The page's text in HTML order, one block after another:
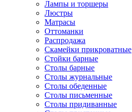
Лампы и торшеры
Люстры
Матрасы
Оттоманки
Распродажа
Скамейки прикроватные
Стойки барные
Столы барные
Столы журнальные
Столы обеденные
Столы письменные
Столы придиванные